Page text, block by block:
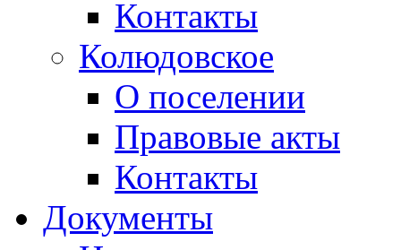
Контакты
Колюдовское
О поселении
Правовые акты
Контакты
Документы